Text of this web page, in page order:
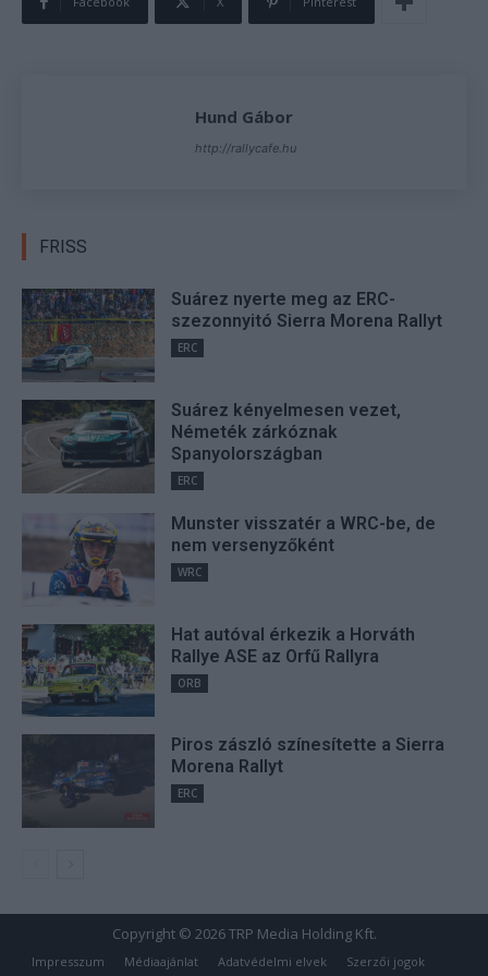
Hund Gábor
http://rallycafe.hu
FRISS
Suárez nyerte meg az ERC-
szezonnyitó Sierra Morena Rallyt
ERC
Suárez kényelmesen vezet,
Németék zárkóznak
Spanyolországban
ERC
Munster visszatér a WRC-be, de
nem versenyzőként
WRC
Hat autóval érkezik a Horváth
Rallye ASE az Orfű Rallyra
ORB
Piros zászló színesítette a Sierra
Morena Rallyt
ERC
Copyright © 2026 TRP Media Holding Kft.
Impresszum Médiaajánlat Adatvédelmi elvek Szerzői jogok